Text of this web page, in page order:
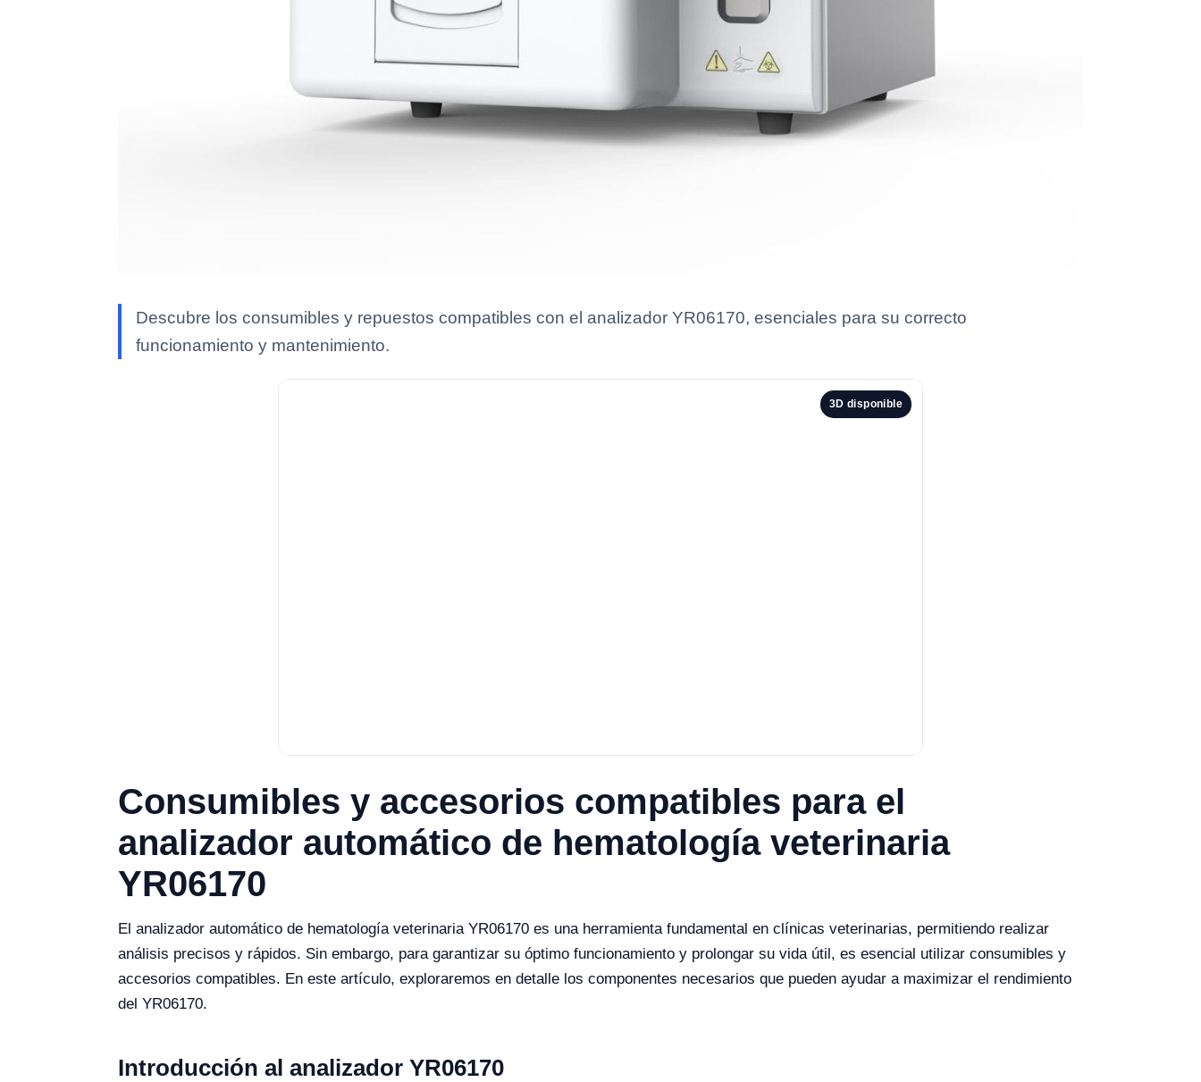
Descubre los consumibles y repuestos compatibles con el analizador YR06170, esenciales para su correcto
funcionamiento y mantenimiento.
3D disponible
Consumibles y accesorios compatibles para el
analizador automático de hematología veterinaria
YR06170
El analizador automático de hematología veterinaria YR06170 es una herramienta fundamental en clínicas veterinarias, permitiendo realizar
análisis precisos y rápidos. Sin embargo, para garantizar su óptimo funcionamiento y prolongar su vida útil, es esencial utilizar consumibles y
accesorios compatibles. En este artículo, exploraremos en detalle los componentes necesarios que pueden ayudar a maximizar el rendimiento
del YR06170.
Introducción al analizador YR06170